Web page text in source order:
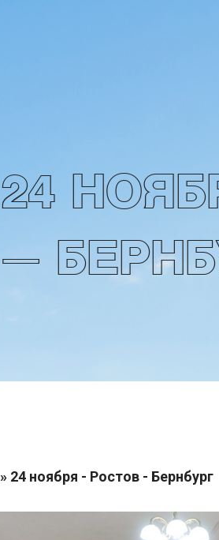
24
—
» 24 ноября - Ростов - Бернбург